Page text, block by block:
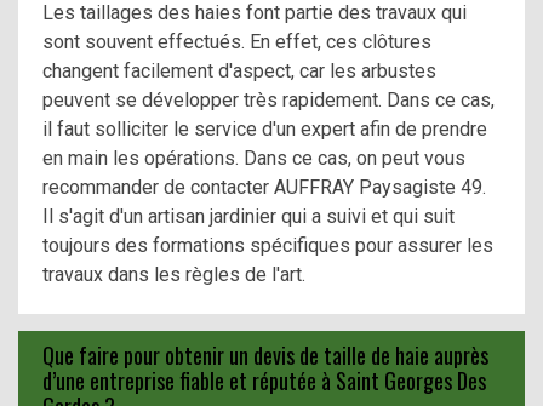
Les taillages des haies font partie des travaux qui
sont souvent effectués. En effet, ces clôtures
changent facilement d'aspect, car les arbustes
peuvent se développer très rapidement. Dans ce cas,
il faut solliciter le service d'un expert afin de prendre
en main les opérations. Dans ce cas, on peut vous
recommander de contacter AUFFRAY Paysagiste 49.
Il s'agit d'un artisan jardinier qui a suivi et qui suit
toujours des formations spécifiques pour assurer les
travaux dans les règles de l'art.
Que faire pour obtenir un devis de taille de haie auprès
d’une entreprise fiable et réputée à Saint Georges Des